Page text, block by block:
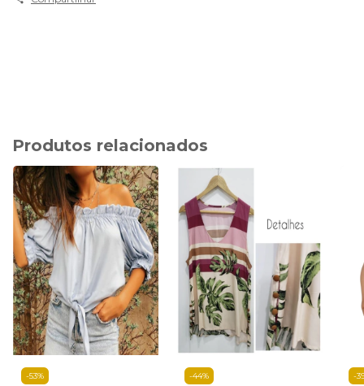
Produtos relacionados
-53% -44% -